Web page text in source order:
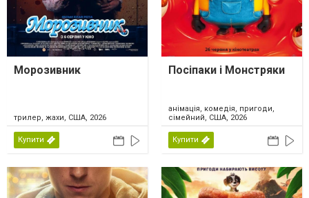
Морозивник
трилер, жахи, США, 2026
Купити
Посіпаки і Монстряки
анімація, комедія, пригоди,
сімейний, США, 2026
Купити